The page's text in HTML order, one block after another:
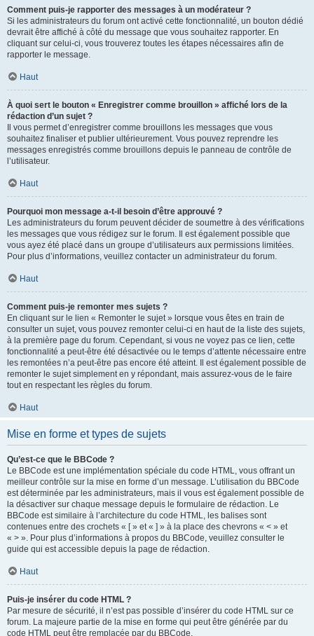
Comment puis-je rapporter des messages à un modérateur ?
Si les administrateurs du forum ont activé cette fonctionnalité, un bouton dédié
devrait être affiché à côté du message que vous souhaitez rapporter. En
cliquant sur celui-ci, vous trouverez toutes les étapes nécessaires afin de
rapporter le message.
Haut
À quoi sert le bouton « Enregistrer comme brouillon » affiché lors de la
rédaction d’un sujet ?
Il vous permet d’enregistrer comme brouillons les messages que vous
souhaitez finaliser et publier ultérieurement. Vous pouvez reprendre les
messages enregistrés comme brouillons depuis le panneau de contrôle de
l’utilisateur.
Haut
Pourquoi mon message a-t-il besoin d’être approuvé ?
Les administrateurs du forum peuvent décider de soumettre à des vérifications
les messages que vous rédigez sur le forum. Il est également possible que
vous ayez été placé dans un groupe d’utilisateurs aux permissions limitées.
Pour plus d’informations, veuillez contacter un administrateur du forum.
Haut
Comment puis-je remonter mes sujets ?
En cliquant sur le lien « Remonter le sujet » lorsque vous êtes en train de
consulter un sujet, vous pouvez remonter celui-ci en haut de la liste des sujets,
à la première page du forum. Cependant, si vous ne voyez pas ce lien, cette
fonctionnalité a peut-être été désactivée ou le temps d’attente nécessaire entre
les remontées n’a peut-être pas encore été atteint. Il est également possible de
remonter le sujet simplement en y répondant, mais assurez-vous de le faire
tout en respectant les règles du forum.
Haut
Mise en forme et types de sujets
Qu’est-ce que le BBCode ?
Le BBCode est une implémentation spéciale du code HTML, vous offrant un
meilleur contrôle sur la mise en forme d’un message. L’utilisation du BBCode
est déterminée par les administrateurs, mais il vous est également possible de
la désactiver sur chaque message depuis le formulaire de rédaction. Le
BBCode est similaire à l’architecture du code HTML, les balises sont
contenues entre des crochets « [ » et « ] » à la place des chevrons « < » et
« > ». Pour plus d’informations à propos du BBCode, veuillez consulter le
guide qui est accessible depuis la page de rédaction.
Haut
Puis-je insérer du code HTML ?
Par mesure de sécurité, il n’est pas possible d’insérer du code HTML sur ce
forum. La majeure partie de la mise en forme qui peut être générée par du
code HTML peut être remplacée par du BBCode.